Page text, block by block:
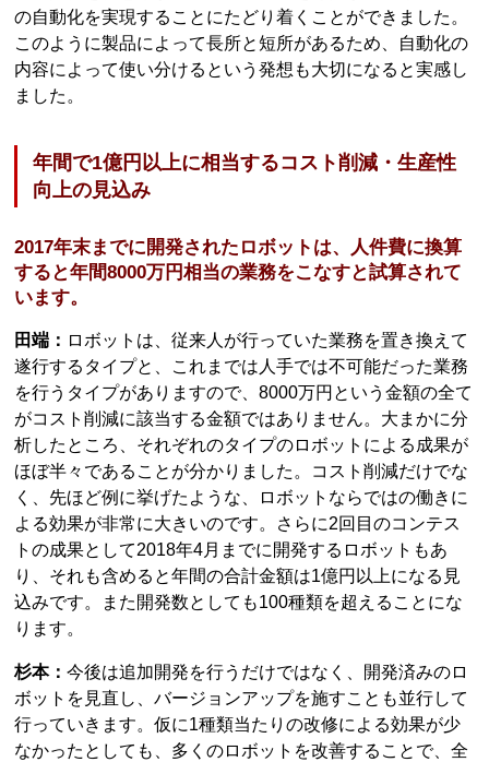
の自動化を実現することにたどり着くことができました。
このように製品によって長所と短所があるため、自動化の
内容によって使い分けるという発想も大切になると実感し
ました。
年間で1億円以上に相当するコスト削減・生産性
向上の見込み
2017年末までに開発されたロボットは、人件費に換算
すると年間8000万円相当の業務をこなすと試算されて
います。
田端： ロボットは、従来人が行っていた業務を置き換えて
遂行するタイプと、これまでは人手では不可能だった業務
を行うタイプがありますので、8000万円という金額の全て
がコスト削減に該当する金額ではありません。大まかに分
析したところ、それぞれのタイプのロボットによる成果が
ほぼ半々であることが分かりました。コスト削減だけでな
く、先ほど例に挙げたような、ロボットならではの働きに
よる効果が非常に大きいのです。さらに2回目のコンテス
トの成果として2018年4月までに開発するロボットもあ
り、それも含めると年間の合計金額は1億円以上になる見
込みです。また開発数としても100種類を超えることにな
ります。
杉本：今後は追加開発を行うだけではなく、開発済みのロ
ボットを見直し、バージョンアップを施すことも並行して
行っていきます。仮に1種類当たりの改修による効果が少
なかったとしても、多くのロボットを改善することで、全